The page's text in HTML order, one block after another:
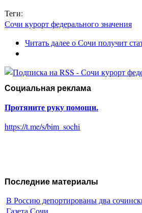
Теги:
Сочи курорт федерального значения
Читать далеео Сочи получит
Социальная реклама
Протяните руку помощи.
https://t.me/s/bim_sochi
Последние материалы
В Россию депортированы два